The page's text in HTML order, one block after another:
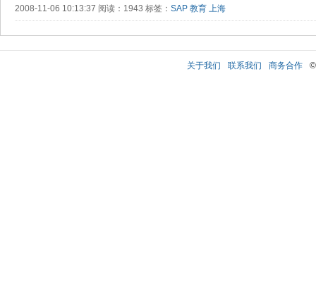
2008-11-06 10:13:37 阅读：1943 标签： SAP 教育 上海
关于我们 联系我们 商务合作